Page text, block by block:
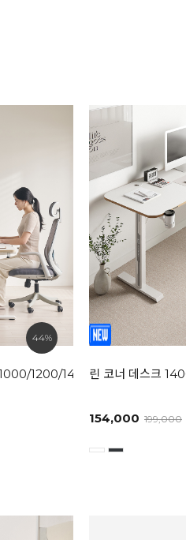
44%
1200/1400/1600/1800 사이
린 코너 데스크
154,000 199,000